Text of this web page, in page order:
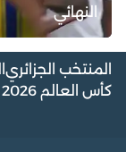
النهائي
المنتخب الجزائري
كأس العالم 2026 امريكا